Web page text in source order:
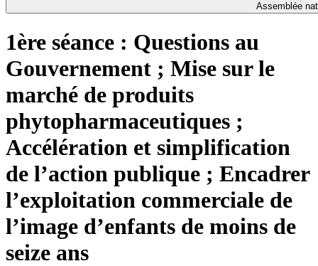
Assemblée
1ère séance : Questions au
Gouvernement ; Mise sur le
marché de produits
phytopharmaceutiques ;
Accélération et simplification
de l’action publique ; Encadrer
l’exploitation commerciale de
l’image d’enfants de moins de
seize ans